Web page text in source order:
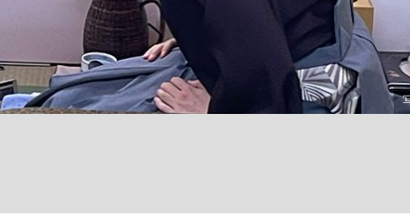
日本代表“敗戦”の真実 選手が明かす...